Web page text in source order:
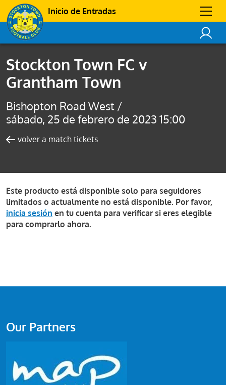
Inicio de Entradas
Stockton Town FC v
Grantham Town
Bishopton Road West /
sábado, 25 de febrero de 2023 15:00
volver a match tickets
Este producto está disponible solo para seguidores
limitados o actualmente no está disponible. Por favor,
inicia sesión en tu cuenta para verificar si eres elegible
para comprarlo ahora.
Our Partners